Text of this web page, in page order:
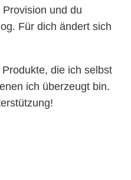
und du
Für dich ändert sich
die ich selbst
ich überzeugt bin.